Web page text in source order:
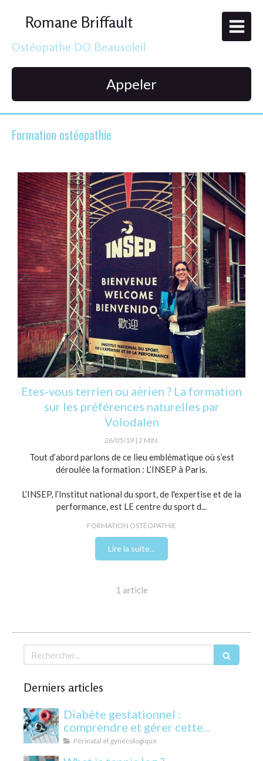
Romane Briffault
Ostéopathe DO Beausoleil
Appeler
Formation ostéopathie
Etes-vous terrien ou aérien ? La formation
sur les préférences naturelles par
Volodalen
26/05/19 2 MIN.
Tout d’abord parlons de ce lieu emblématique où s’est
déroulée la formation : L’INSEP à Paris.
L’INSEP, l’Institut national du sport, de l'expertise et de la
performance, est LE centre du sport d...
FORMATION OSTÉOPATHIE
Lire la suite...
1 article
Rechercher
Derniers articles
Diabète gestationnel :
comprendre et gérer cette
condition pendant la grossesse
Périnatal et gynécologique